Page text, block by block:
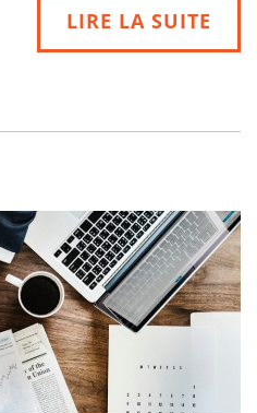
LIRE LA SUITE